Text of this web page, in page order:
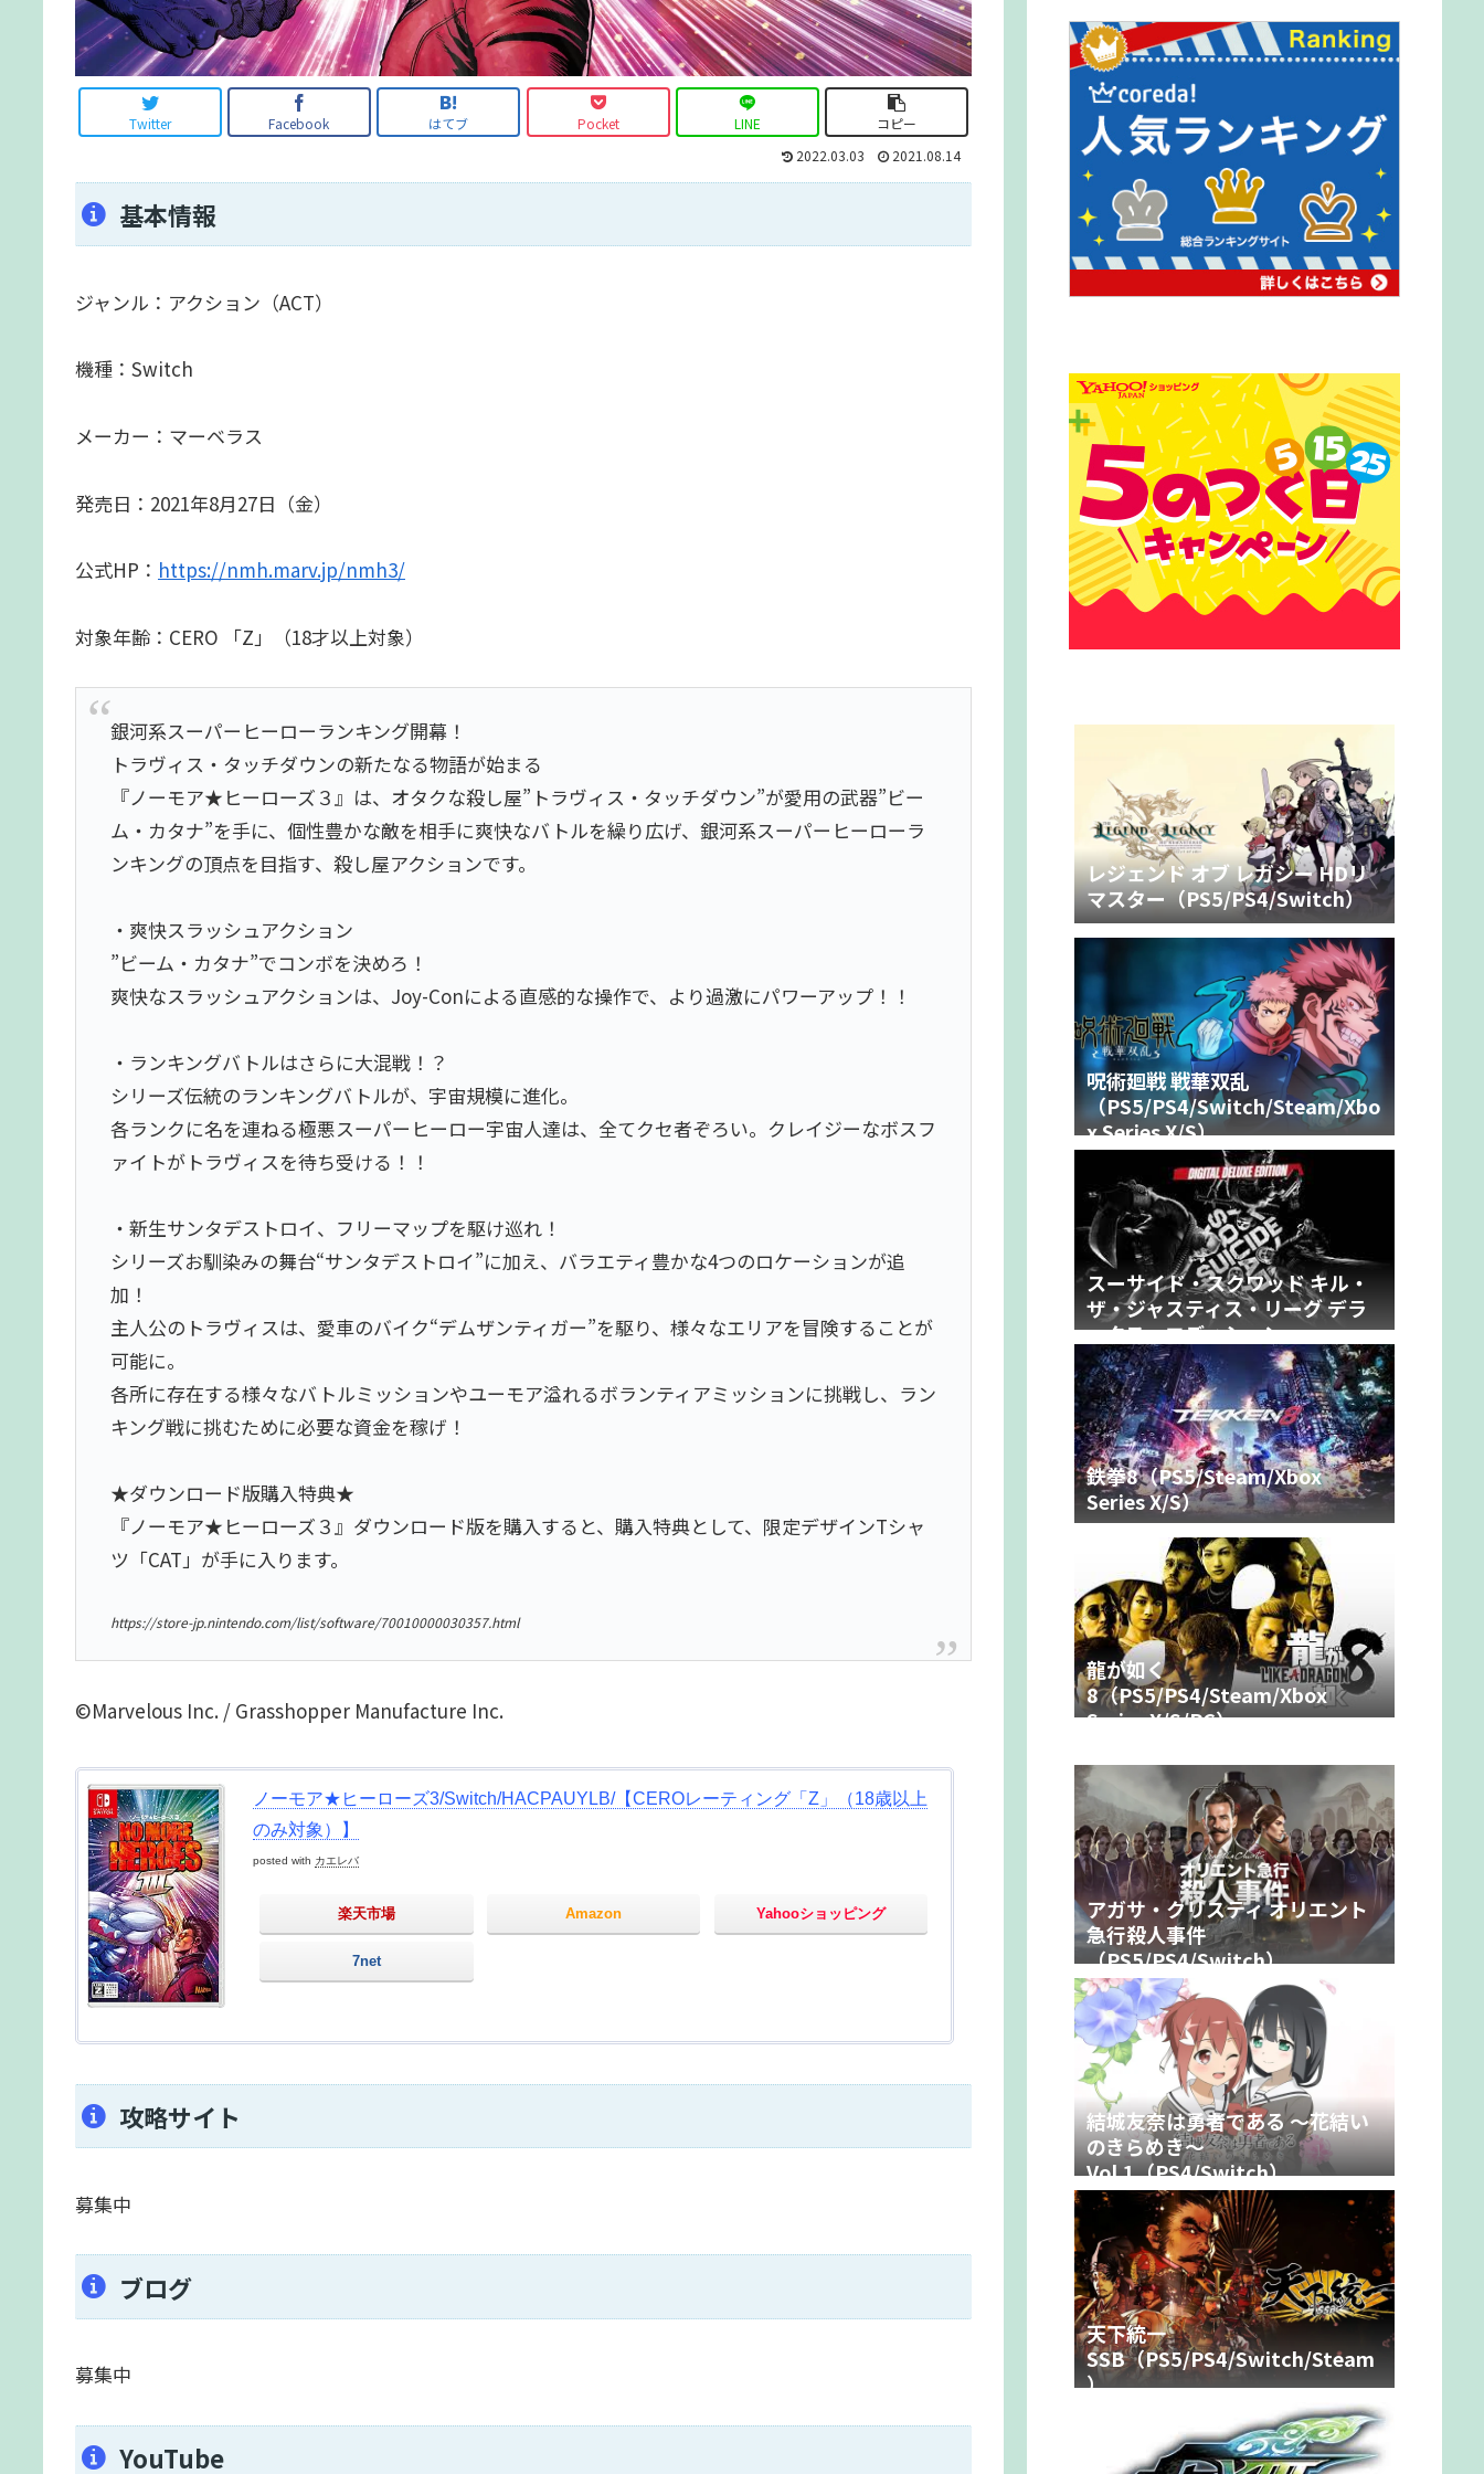
Twitter Facebook はてブ Pocket LINE
コピー
2022.03.03
2021.08.14
基本情報
ジャンル：アクション（ACT）
機種：Switch
メーカー：マーベラス
発売日：2021年8月27日（金）
公式HP： https://nmh.marv.jp/nmh3/
対象年齢：CERO 「Z」（18才以上対象）
銀河系スーパーヒーローランキング開幕！
トラヴィス・タッチダウンの新たなる物語が始まる
『ノーモア★ヒーローズ３』は、オタクな殺し屋”トラヴィス・タッチダウン”が愛用の武器”ビー
ム・カタナ”を手に、個性豊かな敵を相手に爽快なバトルを繰り広げ、銀河系スーパーヒーローラ
ンキングの頂点を目指す、殺し屋アクションです。
・爽快スラッシュアクション
”ビーム・カタナ”でコンボを決めろ！
爽快なスラッシュアクションは、Joy-Conによる直感的な操作で、より過激にパワーアップ！！
・ランキングバトルはさらに大混戦！？
シリーズ伝統のランキングバトルが、宇宙規模に進化。
各ランクに名を連ねる極悪スーパーヒーロー宇宙人達は、全てクセ者ぞろい。クレイジーなボスフ
ァイトがトラヴィスを待ち受ける！！
・新生サンタデストロイ、フリーマップを駆け巡れ！
シリーズお馴染みの舞台“サンタデストロイ”に加え、バラエティ豊かな4つのロケーションが追
加！
主人公のトラヴィスは、愛車のバイク“デムザンティガー”を駆り、様々なエリアを冒険することが
可能に。
各所に存在する様々なバトルミッションやユーモア溢れるボランティアミッションに挑戦し、ラン
キング戦に挑むために必要な資金を稼げ！
★ダウンロード版購入特典★
『ノーモア★ヒーローズ３』ダウンロード版を購入すると、購入特典として、限定デザインTシャ
ツ「CAT」が手に入ります。
https://store-jp.nintendo.com/list/software/70010000030357.html
©Marvelous Inc. / Grasshopper Manufacture Inc.
ノーモア★ヒーローズ3/Switch/HACPAUYLB/【CEROレーティング「Z」（18歳以上
のみ対象）】
posted with カエレバ
楽天市場 Amazon Yahooショッピング
7net
攻略サイト
募集中
ブログ
募集中
YouTube
レジェンド オブ レガシー HDリ
マスター（PS5/PS4/Switch）
呪術廻戦 戦華双乱
（PS5/PS4/Switch/Steam/Xbo
x Series X/S）
スーサイド・スクワッド キル・
ザ・ジャスティス・リーグ デラ
ックス・エディション
（PS5/Xbox Series X/S/PC）
鉄拳8（PS5/Steam/Xbox
Series X/S）
龍が如く
8（PS5/PS4/Steam/Xbox
Series X/S/PC）
アガサ・クリスティ オリエント
急行殺人事件
（PS5/PS4/Switch）
結城友奈は勇者である ～花結い
のきらめき～
Vol.1（PS4/Switch）
天下統一
SSB（PS5/PS4/Switch/Steam
）